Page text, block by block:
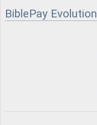
BiblePay Evolution